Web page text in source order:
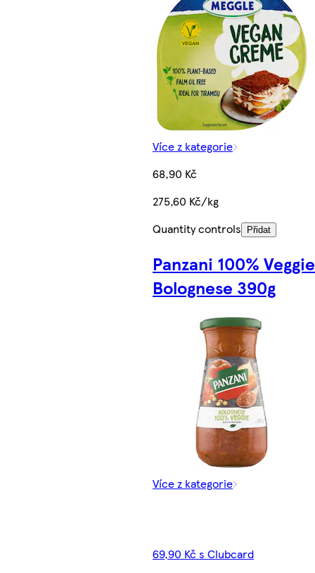
Více z kategorie
68,90 Kč
275,60 Kč/kg
Quantity controls
Přidat
Panzani 100% Veggie
Bolognese 390g
Více z kategorie
69,90 Kč s Clubcard